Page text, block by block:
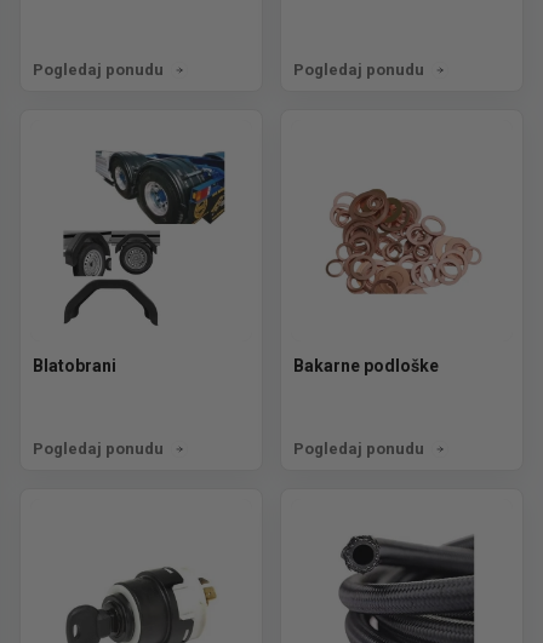
Pogledaj ponudu Pogledaj ponudu
Blatobrani
Pogledaj ponudu
Bakarne podloške
Pogledaj ponudu